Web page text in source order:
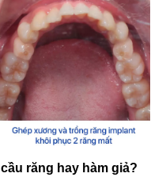
răng hay hàm giả?